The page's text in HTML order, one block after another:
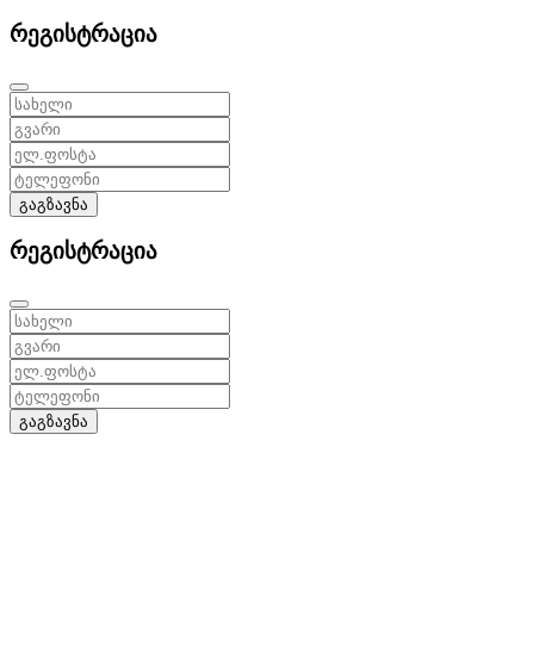
რეგისტრაცია
გაგზავნა
რეგისტრაცია
გაგზავნა